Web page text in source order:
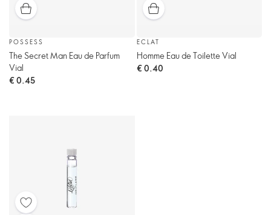
POSSESS
The Secret Man Eau de Parfum
Vial
€ 0.45
ECLAT
Homme Eau de Toilette Vial
€ 0.40